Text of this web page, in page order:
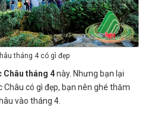
tháng 4 có gì đẹp
Châu tháng 4này. Nhưng bạn lại
có gì đẹp, bạn nên ghé thăm
vào tháng 4.